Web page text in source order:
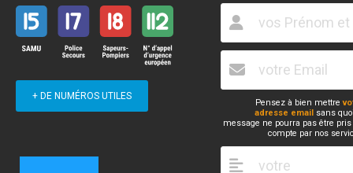
+ DE NUMÉROS UTILES
Pensez à bien mettre
adresse email sans
message ne pourra pas être
compte par nos